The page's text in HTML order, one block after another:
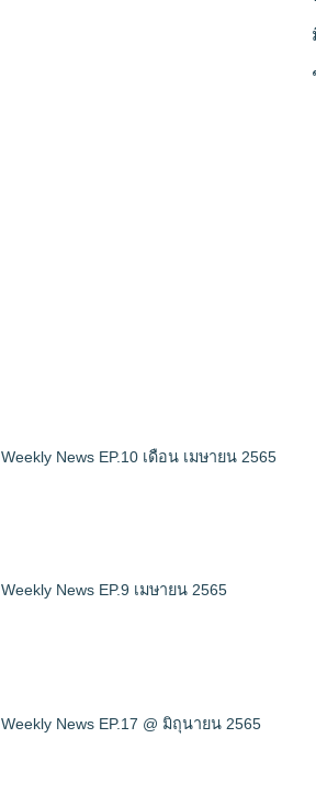
Weekly News EP.10 เดือน เมษายน 2565
Weekly News EP.9 เมษายน 2565
Weekly News EP.17 @ มิถุนายน 2565